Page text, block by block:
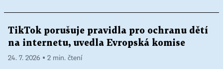
TikTok porušuje pravidla pro ochranu dětí
na internetu, uvedla Evropská komise
24. 7. 2026 ▪ 2 min. čtení